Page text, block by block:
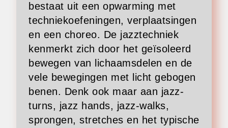
bestaat uit een opwarming met
techniekoefeningen, verplaatsingen
en een choreo. De jazztechniek
kenmerkt zich door het geïsoleerd
bewegen van lichaamsdelen en de
vele bewegingen met licht gebogen
benen. Denk ook maar aan jazz-
turns, jazz hands, jazz-walks,
sprongen, stretches en het typische